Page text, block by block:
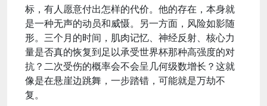
标，有人愿意付出怎样的代价。他的存在，本身就
是一种无声的动员和威慑。另一方面，风险如影随
形。三个月的时间，肌肉记忆、神经反射、核心力
量是否真的恢复到足以承受世界杯那种高强度的对
抗？二次受伤的概率会不会呈几何级数增长？这就
像是在悬崖边跳舞，一步踏错，可能就是万劫不
复。